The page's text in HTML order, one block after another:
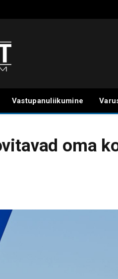
Vastupanuliikumine
oma